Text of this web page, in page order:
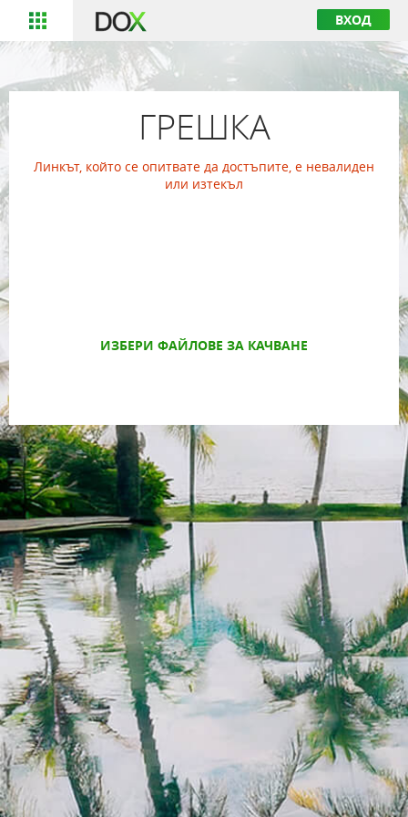
ВХОД
ГРЕШКА
Линкът, който се опитвате да достъпите, е невалиден
или изтекъл
ИЗБЕРИ ФАЙЛОВЕ ЗА КАЧВАНЕ